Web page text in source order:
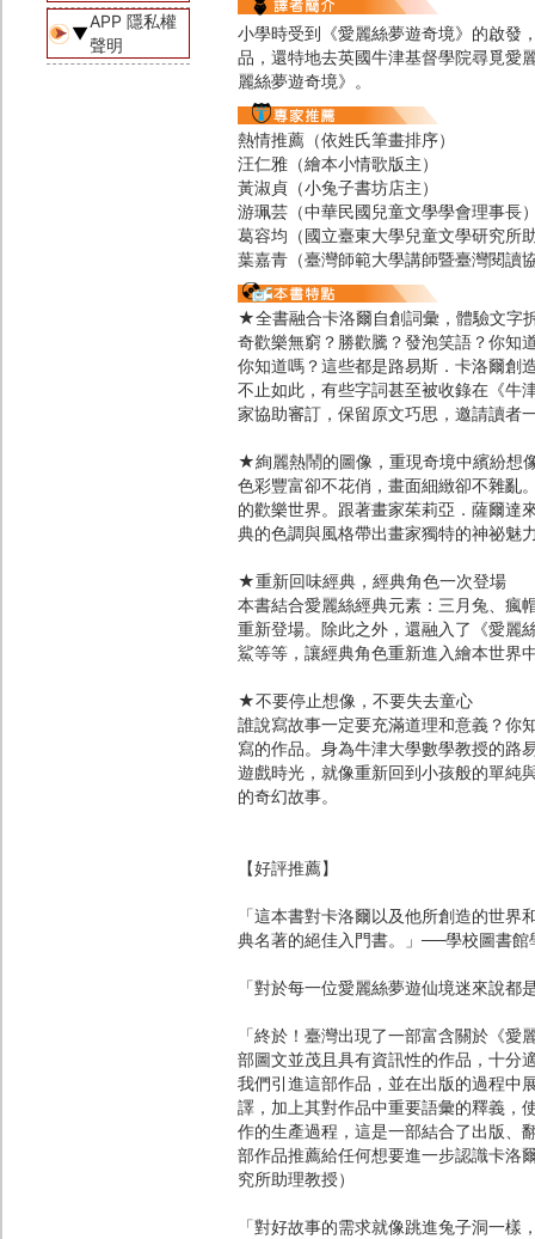
▼
APP 隱私權
聲明
小學時受到《愛麗絲夢遊奇境》的啟發
品，還特地去英國牛津基督學院尋覓愛
麗絲夢遊奇境》。
熱情推薦（依姓氏筆畫排序）
汪仁雅（繪本小情歌版主）
黃淑貞（小兔子書坊店主）
游珮芸（中華民國兒童文學學會理事長
葛容均（國立臺東大學兒童文學研究所
葉嘉青（臺灣師範大學講師暨臺灣閱讀
★全書融合卡洛爾自創詞彙，體驗文字
奇歡樂無窮？勝歡騰？發泡笑語？你知
你知道嗎？這些都是路易斯．卡洛爾創
不止如此，有些字詞甚至被收錄在《牛
家協助審訂，保留原文巧思，邀請讀者
★絢麗熱鬧的圖像，重現奇境中繽紛想
色彩豐富卻不花俏，畫面細緻卻不雜亂
的歡樂世界。跟著畫家茱莉亞．薩爾達
典的色調與風格帶出畫家獨特的神祕魅
★重新回味經典，經典角色一次登場
本書結合愛麗絲經典元素：三月兔、瘋
重新登場。除此之外，還融入了《愛麗
鯊等等，讓經典角色重新進入繪本世界
★不要停止想像，不要失去童心
誰說寫故事一定要充滿道理和意義？你
寫的作品。身為牛津大學數學教授的路
遊戲時光，就像重新回到小孩般的單純
的奇幻故事。
【好評推薦】
「這本書對卡洛爾以及他所創造的世
典名著的絕佳入門書。」──學校圖書館
「對於每一位愛麗絲夢遊仙境迷來說
「終於！臺灣出現了一部富含關於《
部圖文並茂且具有資訊性的作品，十分
我們引進這部作品，並在出版的過程中
譯，加上其對作品中重要語彙的釋義，
作的生產過程，這是一部結合了出版、
部作品推薦給任何想要進一步認識卡洛
究所助理教授）
「對好故事的需求就像跳進兔子洞一